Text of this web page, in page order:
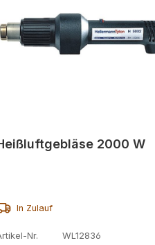
2000 W
In Zulauf
Nr.
WL12836